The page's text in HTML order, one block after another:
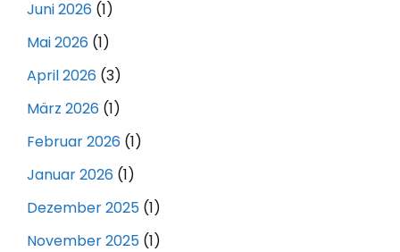
Juni 2026 (1)
Mai 2026 (1)
April 2026 (3)
März 2026 (1)
Februar 2026 (1)
Januar 2026 (1)
Dezember 2025 (1)
November 2025 (1)